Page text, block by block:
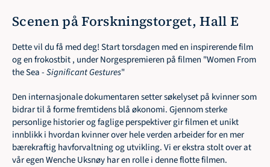
Scenen på Forskningstorget, Hall E
Dette vil du få med deg! Start torsdagen med en inspirerende film
og en frokostbit , under Norgespremieren på filmen "Women From
the Sea - Significant Gestures"
Den internasjonale dokumentaren setter søkelyset på kvinner som
bidrar til å forme fremtidens blå økonomi. Gjennom sterke
personlige historier og faglige perspektiver gir filmen et unikt
innblikk i hvordan kvinner over hele verden arbeider for en mer
bærekraftig havforvaltning og utvikling. Vi er ekstra stolt over at
vår egen Wenche Uksnøy har en rolle i denne flotte filmen.